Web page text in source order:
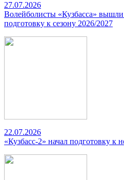
27.07.2026
Волейболисты «Кузбасса» вышли
подготовку к сезону 2026/2027
22.07.2026
«Кузбасс-2» начал подготовку к